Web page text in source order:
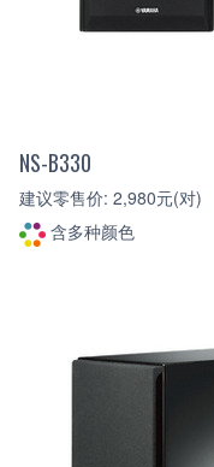
NS-B330
建议零售价: 2,980元(对)
含多种颜色